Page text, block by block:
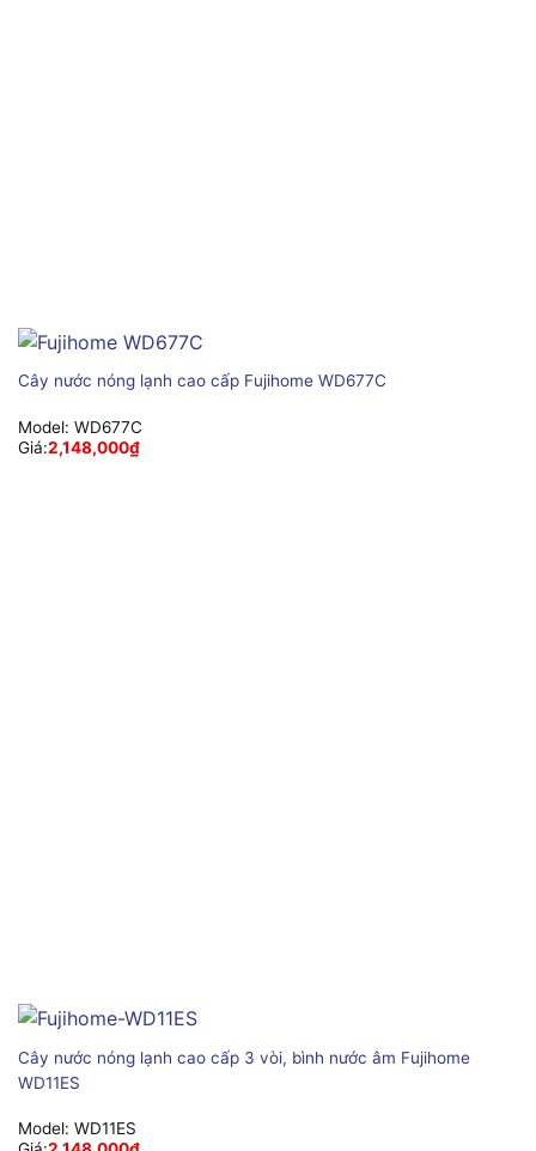
Cây nước nóng lạnh cao cấp Fujihome WD677C
Model: WD677C
Giá:2,148,000₫
Cây nước nóng lạnh cao cấp 3 vòi, bình nước âm Fujihome
WD11ES
Model: WD11ES